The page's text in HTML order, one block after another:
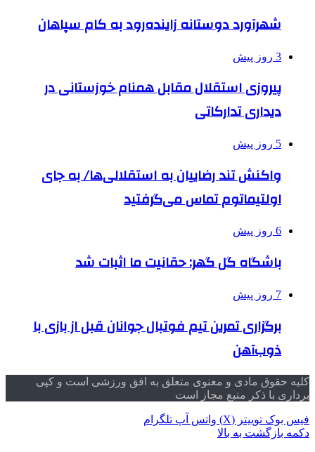
شهرآورد دوستانه زاینده‌رود به کام سپاهان
3 روز پیش
پیروزی استقلال مقابل همنام خوزستانی در
دیداری تدارکاتی
5 روز پیش
واکنش تند رضاییان به استقلالی‌ها/ به جای
اولتیماتوم تماس می‌گرفتید
6 روز پیش
باشگاه گل گهر: حقانیت ما اثبات شد
7 روز پیش
برگزاری تمرین تیم فوتبال جوانان قبل از بازی با
ذوب‌آهن
کلیه حقوق مادی و معنوی متعلق به افق ورزشی است و کپی
برداری با ذکر منبع مجاز است
فیس بوک توییتر (X) واتس آپ تلگرام
دکمه بازگشت به بالا